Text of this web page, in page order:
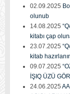
02.09.2025
olunub
14.08.2025
kitabı çap
23.07.2025
kitab hazırlanır
09.07.2025
İŞIQ ÜZÜ
24.06.2025